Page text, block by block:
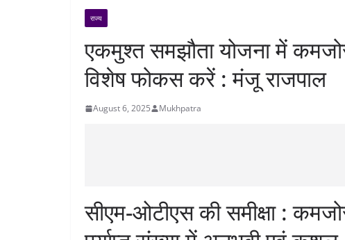
राज्य
एकमुश्त समझौता योजना में
विशेष फोकस करें : मंजू राजपाल
August 6, 2025 Mukhpatra
सीएम-ओटीएस की समीक्षा :